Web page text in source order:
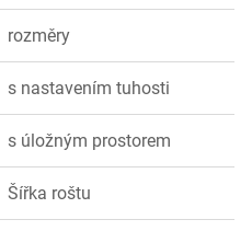
rozměry
s nastavením tuhosti
s úložným prostorem
Šířka roštu